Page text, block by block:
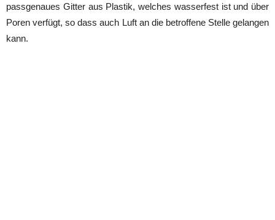
passgenaues Gitter aus Plastik, welches wasserfest ist und über
Poren verfügt, so dass auch Luft an die betroffene Stelle gelangen
kann.